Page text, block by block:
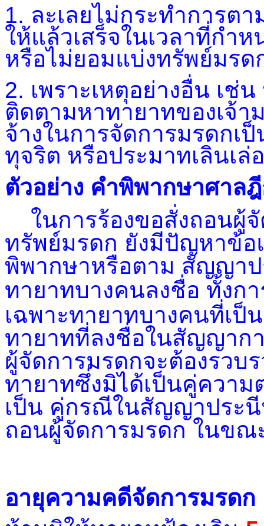
1. ละเลยไม่กระทำการ
ให้แล้วเสร็จในเวลาที่กำ
หรือไม่ยอมแบ่งทรัพย์มรด
2. เพราะเหตุอย่างอื่น เ
ติดตามหาทายาทของเจ้
จ้างในการจัดการมรดกเ
ทุจริต หรือประมาทเลินเล่
ตัวอย่าง คำพิพากษาศาล
ในการร้องขอสั่งถอนผู้จั
ทรัพย์มรดก ยังมีปัญหาข้อ
พิพากษาหรือตาม สัญญา
ทายาทบางคนลงชื่อ ทั้งก
เฉพาะทายาทบางคนที่เ
ทายาทที่ลงชื่อในสัญญากา
ผู้จัดการมรดกจะต้องรวบ
ทายาทซึ่งมิได้เป็นคู่ควา
เป็น คู่กรณีในสัญญาประ
ถอนผู้จัดการมรดก ในขณ
อายุความคดีจัดการมรดก